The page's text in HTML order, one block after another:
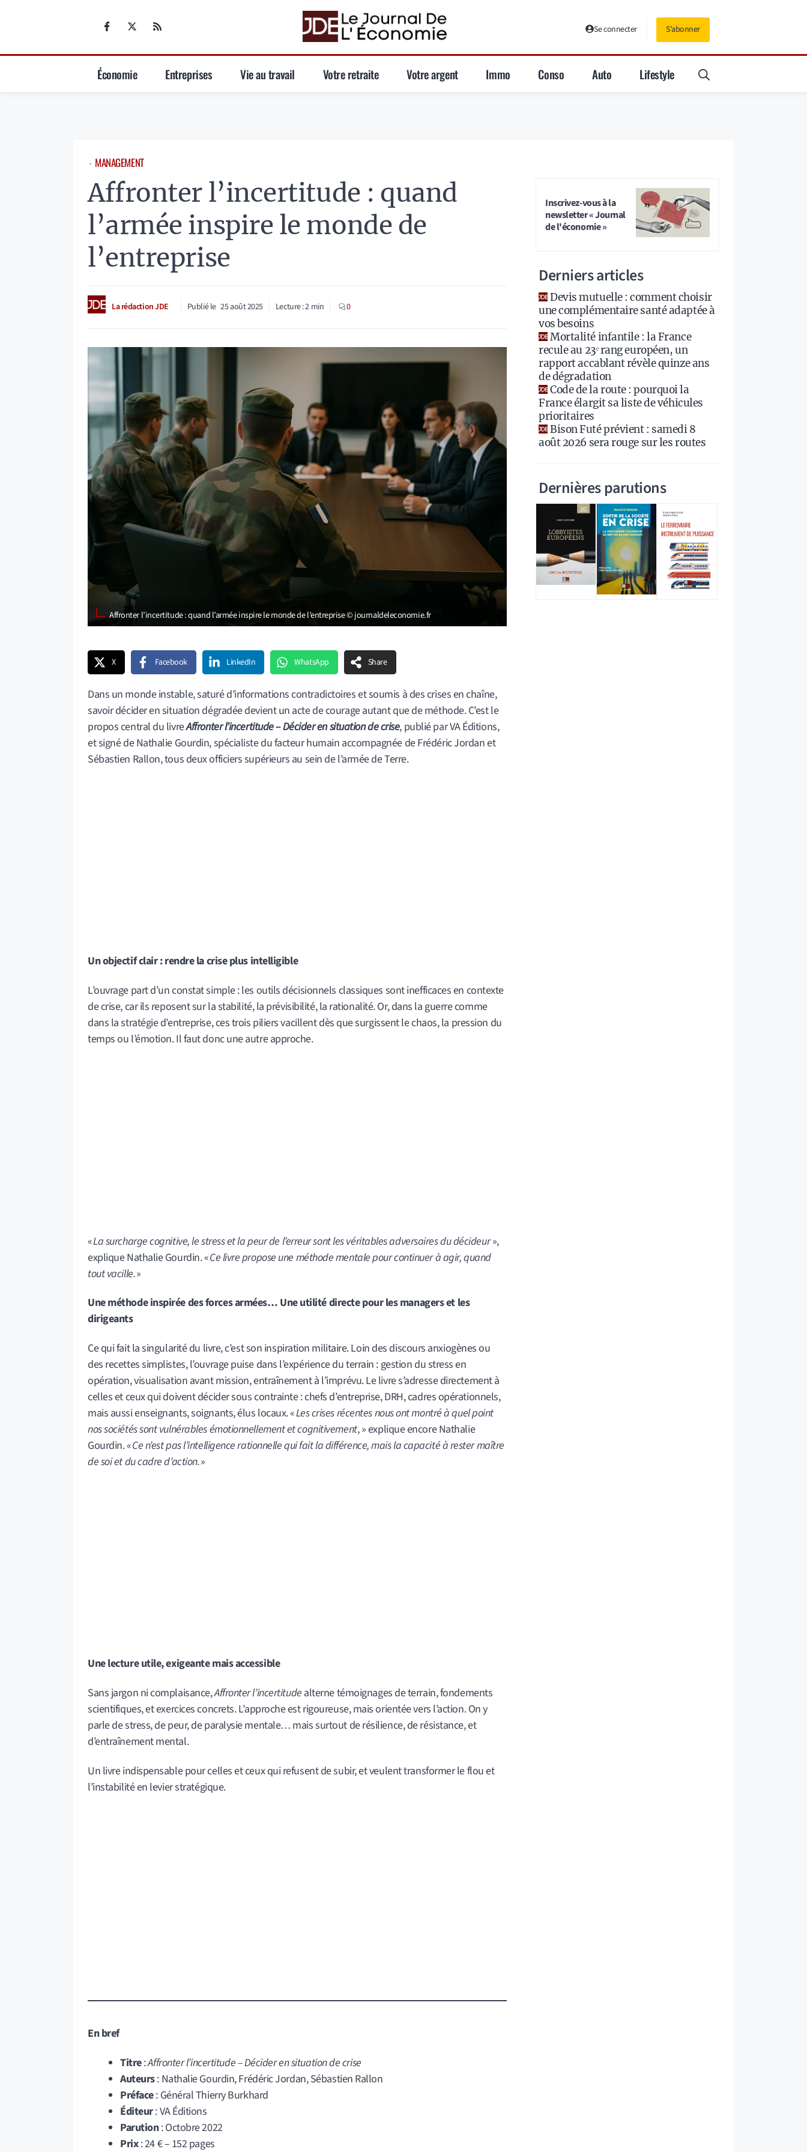
Se connecter S'abonner
Économie Entreprises Vie au travail Votre retraite Votre argent Immo Conso Auto Lifestyle
⋅ MANAGEMENT
Affronter l’incertitude : quand
l’armée inspire le monde de
l’entreprise
La rédaction JDE Publié le 25 août 2025 Lecture :2 min 0
Affronter l’incertitude : quand l’armée inspire le monde de l’entreprise © journaldeleconomie.fr
X Facebook LinkedIn WhatsApp Share
Dans un monde instable, saturé d’informations contradictoires et soumis à des crises en chaîne,
savoir décider en situation dégradée devient un acte de courage autant que de méthode. C’est le
propos central du livreAffronter l’incertitude – Décider en situation de crise, publié par VA Éditions,
et signé de Nathalie Gourdin, spécialiste du facteur humain accompagnée de Frédéric Jordan et
Sébastien Rallon, tous deux officiers supérieurs au sein de l’armée de Terre.
Un objectif clair : rendre la crise plus intelligible
L’ouvrage part d’un constat simple : les outils décisionnels classiques sont inefficaces en contexte
de crise, car ils reposent sur la stabilité, la prévisibilité, la rationalité. Or, dans la guerre comme
dans la stratégie d’entreprise, ces trois piliers vacillent dès que surgissent le chaos, la pression du
temps ou l’émotion. Il faut donc une autre approche.
«La surcharge cognitive, le stress et la peur de l’erreur sont les véritables adversaires du décideur»,
explique Nathalie Gourdin. «Ce livre propose une méthode mentale pour continuer à agir, quand
tout vacille.»
Une méthode inspirée des forces armées… Une utilité directe pour les managers et les
dirigeants
Ce qui fait la singularité du livre, c’est son inspiration militaire. Loin des discours anxiogènes ou
des recettes simplistes, l’ouvrage puise dans l’expérience du terrain : gestion du stress en
opération, visualisation avant mission, entraînement à l’imprévu. Le livre s’adresse directement à
celles et ceux qui doivent décider sous contrainte : chefs d’entreprise, DRH, cadres opérationnels,
mais aussi enseignants, soignants, élus locaux. «Les crises récentes nous ont montré à quel point
nos sociétés sont vulnérables émotionnellement et cognitivement, » explique encore Nathalie
Gourdin. «Ce n’est pas l’intelligence rationnelle qui fait la différence, mais la capacité à rester maître
de soi et du cadre d’action.»
Une lecture utile, exigeante mais accessible
Sans jargon ni complaisance,Affronter l’incertitude alterne témoignages de terrain, fondements
scientifiques, et exercices concrets. L’approche est rigoureuse, mais orientée vers l’action. On y
parle de stress, de peur, de paralysie mentale… mais surtout de résilience, de résistance, et
d’entraînement mental.
Un livre indispensable pour celles et ceux qui refusent de subir, et veulent transformer le flou et
l’instabilité en levier stratégique.
En bref
Titre:Affronter l’incertitude – Décider en situation de crise
Auteurs: Nathalie Gourdin, Frédéric Jordan, Sébastien Rallon
Préface: Général Thierry Burkhard
Éditeur: VA Éditions
Parution: Octobre 2022
Prix: 24 € – 152 pages
Inscrivez-vous à la
newsletter « Journal
de l'économie »
Derniers articles
Devis mutuelle : comment choisir
une complémentaire santé adaptée à
vos besoins
Mortalité infantile : la France
recule au 23ᵉ rang européen, un
rapport accablant révèle quinze ans
de dégradation
Code de la route : pourquoi la
France élargit sa liste de véhicules
prioritaires
Bison Futé prévient : samedi 8
août 2026 sera rouge sur les routes
Dernières parutions